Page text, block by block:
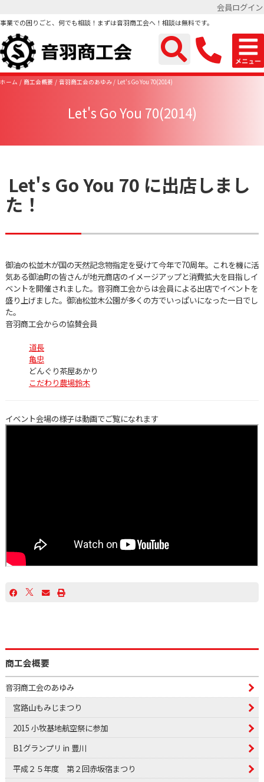
会員ログイン
事業での困りごと、何でも相談！まずは音羽商工会へ！相談は無料です。
ホーム 商工会概要 音羽商工会のあゆみ Let's Go You 70(2014)
Let's Go You 70(2014)
Let's Go You 70 に出店しまし
た！
御油の松並木が国の天然記念物指定を受けて今年で70周年。これを機に活
気ある御油町の皆さんが地元商店のイメージアップと消費拡大を目指しイ
ベントを開催されました。音羽商工会からは会員による出店でイベントを
盛り上げました。御油松並木公園が多くの方でいっぱいになった一日でし
た。
音羽商工会からの協賛会員
道長
亀忠
どんぐり茶屋あかり
こだわり農場鈴木
イベント会場の様子は動画でご覧になれます
商工会概要
音羽商工会のあゆみ
宮路山もみじまつり
2015 小牧基地航空祭に参加
B1グランプリ in 豊川
平成２５年度 第２回赤坂宿まつり